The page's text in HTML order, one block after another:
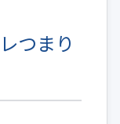
つまり